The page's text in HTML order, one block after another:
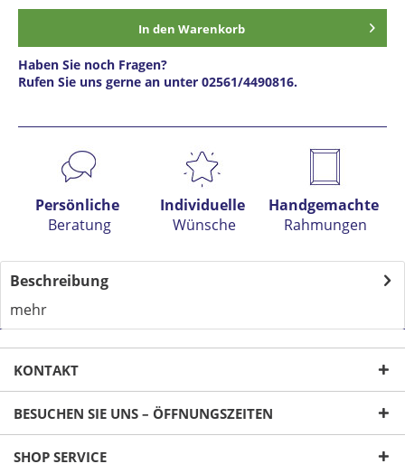
In den Warenkorb
Haben Sie noch Fragen?
Rufen Sie uns gerne an unter 02561/4490816.
Preis anfragen
Persönliche
Beratung
Individuelle
Wünsche
Handgemachte
Rahmungen
Beschreibung
mehr
KONTAKT
BESUCHEN SIE UNS – ÖFFNUNGSZEITEN
SHOP SERVICE